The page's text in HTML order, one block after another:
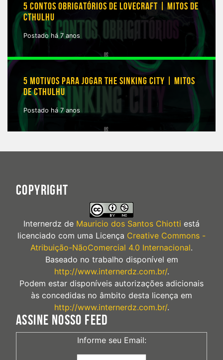
5 CONTOS OBRIGATÓRIOS DE LOVECRAFT | MITOS DE
CTHULHU
Postado há 7 anos
5 MOTIVOS PARA JOGAR THE SINKING CITY | MITOS
DE CTHULHU
Postado há 7 anos
COPYRIGHT
Internerdz de Mauricio dos Santos Chiotti está
licenciado com uma Licença Creative Commons -
Atribuição-NãoComercial 4.0 Internacional.
Baseado no trabalho disponível em
http://www.internerdz.com.br/.
Podem estar disponíveis autorizações adicionais
às concedidas no âmbito desta licença em
http://www.internerdz.com.br/.
ASSINE NOSSO FEED
Informe seu Email: